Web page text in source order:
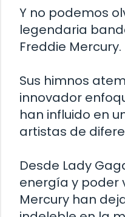
Y no podemos
legendaria
Freddie Mercury.
Sus himnos
innovador
han influido en
artistas de
Desde Lady
energía y poder
Mercury han